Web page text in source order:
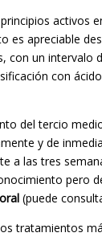
apreciable
un intervalo
con
del tercio
y de
las tres
pero
(puede
tratamientos